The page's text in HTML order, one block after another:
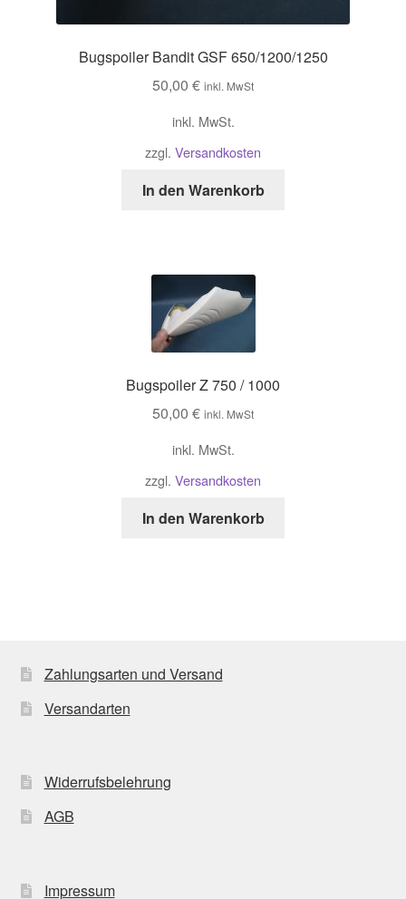
Bugspoiler Bandit GSF 650/1200/1250
50,00 € inkl. MwSt
inkl. MwSt.
zzgl. Versandkosten
In den Warenkorb
Bugspoiler Z 750 / 1000
50,00 € inkl. MwSt
inkl. MwSt.
zzgl. Versandkosten
In den Warenkorb
Zahlungsarten und Versand
Versandarten
Widerrufsbelehrung
AGB
Impressum